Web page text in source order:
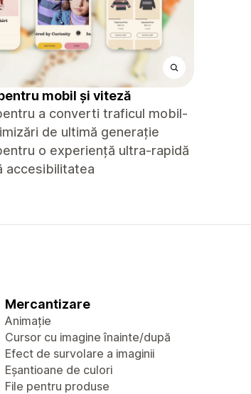
mobil și viteză
a converti traficul mobil-
de ultimă generație
o experiență ultra-rapidă
accesibilitatea
Mercantizare
Animație
Cursor cu imagine înainte/după
Efect de survolare a imaginii
Eșantioane de culori
File pentru produse